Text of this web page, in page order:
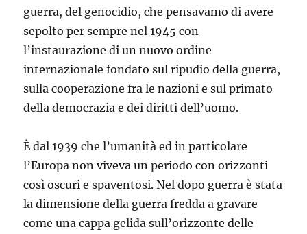
guerra, del genocidio, che pensavamo di avere
sepolto per sempre nel 1945 con
l’instaurazione di un nuovo ordine
internazionale fondato sul ripudio della guerra,
sulla cooperazione fra le nazioni e sul primato
della democrazia e dei diritti dell’uomo.
È dal 1939 che l’umanità ed in particolare
l’Europa non viveva un periodo con orizzonti
così oscuri e spaventosi. Nel dopo guerra è stata
la dimensione della guerra fredda a gravare
come una cappa gelida sull’orizzonte delle